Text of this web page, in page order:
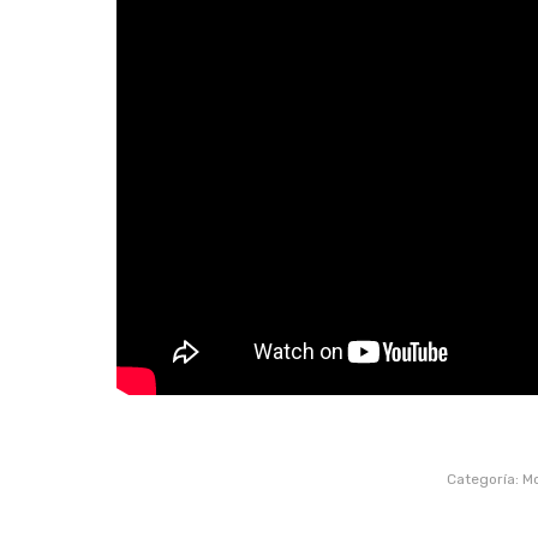
Categoría: